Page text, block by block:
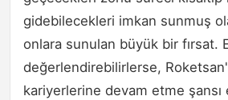
gidebilecekleri imkan sunmuş
onlara sunulan büyük bir fırsat.
değerlendirebilirlerse,
kariyerlerine devam etme şansı